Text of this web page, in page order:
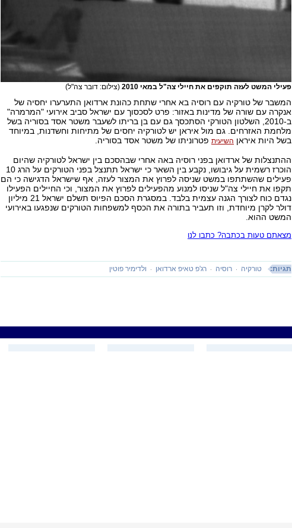
פעילי המשט לעזה תוקפים את חיילי צה"ל במאי 2010 (צילום: דובר צה"ל)
המשבר של טורקיה עם רוסיה בא אחרי שתחת כהונת ארדואן התערערו יחסיה של
אנקרה עם שורה של מדינות באזור: פרט לסכסוך עם ישראל סביב אירועי "המרמרה"
ב-2010, השלטון הטורקי הסתכסך גם עם בן בריתו לשעבר משטר אסד בסוריה בשל
מלחמת האזרחים. גם מול איראן יש לטורקיה יחסים של מתיחות וחשדנות, במיוחד
בשל היות איראן השיעיתפטרוניתו של משטר אסד בסוריה.
ההתנצלות של ארדואן בפני רוסיה באה אחרי שבהסכם בין ישראל לטורקיה שהיום
הוכרז רשמית על גיבושו, נקבע בין השאר כי ישראל תתנצל בפני הטורקים על הרג 10
פעילים שהשתתפו במשט שניסה לפרוץ את המצור לעזה, אף שישראל הדגישה כי הם
תקפו את חיילי צה"ל שניסו למנוע מהפעילים לפרוץ את המצור, וכי החיילים הפעילו
נגדם כוח לצורך הגנה עצמית בלבד. במסגרת הסכם הפיוס תשלם ישראל 21 מיליון
דולר לקרן מיוחדת, וזו תעביר בתורה את הכסף למשפחות הטורקים שנפגעו באירועי
המשט ההוא.
מצאתם טעות בכתבה? כתבו לנו
תגיות: טורקיה רוסיה רג'פ טאיפ ארדואן ולדימיר פוטין